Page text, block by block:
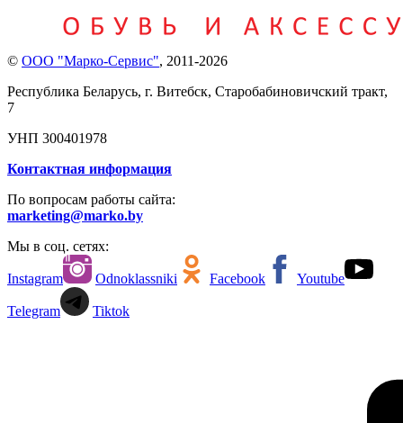
© ООО "Марко-Сервис", 2011-2026
Республика Беларусь, г. Витебск, Старобабиновичский тракт,
7
УНП 300401978
Контактная информация
По вопросам работы сайта:
marketing@marko.by
Мы в соц. сетях:
Instagram Odnoklassniki Facebook Youtube
Telegram Tiktok